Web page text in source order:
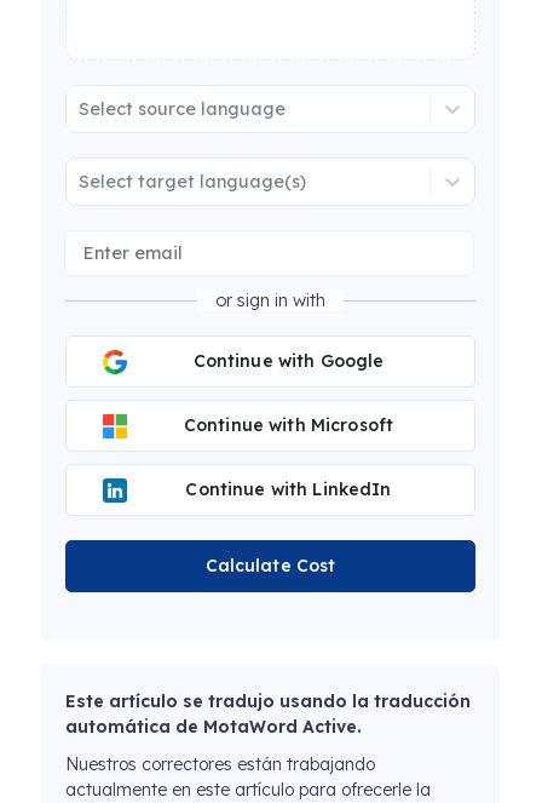
Select source language
Select target language(s)
or sign in with
Continue with Google
Continue with Microsoft
Continue with LinkedIn
Calculate Cost
Este artículo se tradujo usando la traducción
automática de MotaWord Active.
Nuestros correctores están trabajando
actualmente en este artículo para ofrecerle la